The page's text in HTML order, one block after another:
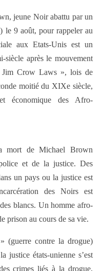
jeune Noir abattu par un
le 9 août, pour rappeler au
aux Etats-Unis est un
siècle après le mouvement
Crow Laws », lois de
moitié du XIXe siècle,
économique des Afro-
mort de Michael Brown
et de la justice. Des
un pays ou la justice est
des Noirs est
blancs. Un homme afro-
prison au cours de sa vie.
(guerre contre la drogue)
justice états-unienne s’est
crimes liés à la drogue.